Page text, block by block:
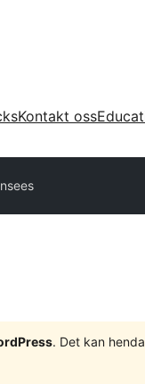
Kontakt oss
. Det kan